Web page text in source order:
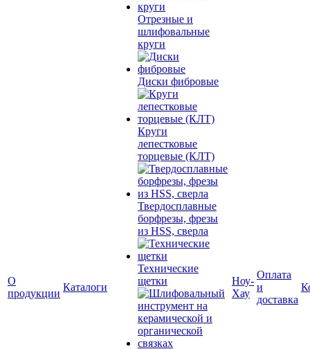
О
продукции
Каталоги
Отрезные и
шлифовальные
круги
Диски фибровые
Круги
лепестковые
торцевые (КЛТ)
Твердосплавные
борфрезы, фрезы
из HSS, сверла
Технические
щетки
Ноу-
Хау
Оплата
и
доставка